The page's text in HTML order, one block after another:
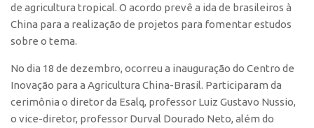
Comunicação
Eventos
Agenda AUSPIN
Fala Inovação
de agricultura tropical. O acordo prevê a ida de brasileiros à
China para a realização de projetos para fomentar estudos
sobre o tema.
No dia 18 de dezembro, ocorreu a inauguração do Centro de
Inovação para a Agricultura China-Brasil. Participaram da
cerimônia o diretor da Esalq, professor Luiz Gustavo Nussio,
o vice-diretor, professor Durval Dourado Neto, além do